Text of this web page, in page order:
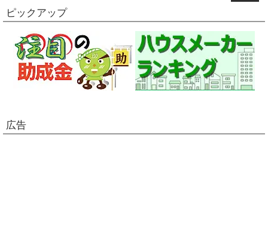
ピックアップ
広告